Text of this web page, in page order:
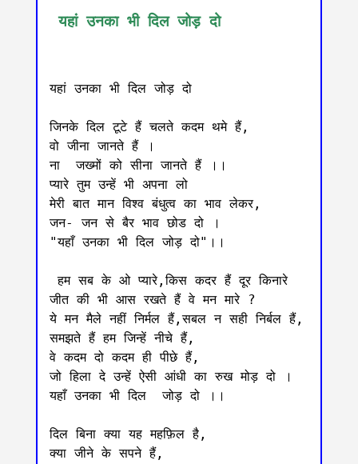
यहां उनका भी दिल जोड़ दो
यहां उनका भी दिल जोड़ दो
जिनके दिल टूटे हैं चलते कदम थमे हैं,
वो जीना जानते हैं ।
ना  जख्मों को सीना जानते हैं ।।
प्यारे तुम उन्हें भी अपना लो
मेरी बात मान विश्व बंधुत्व का भाव लेकर,
जन- जन से बैर भाव छोड दो ।
"यहाँ उनका भी दिल जोड़ दो"।।
हम सब के ओ प्यारे,किस कदर हैं दूर किनारे
जीत की भी आस रखते हैं वे मन मारे ?
ये मन मैले नहीं निर्मल हैं,सबल न सही निर्बल हैं,
समझते हैं हम जिन्हें नीचे हैं,
वे कदम दो कदम ही पीछे हैं,
जो हिला दे उन्हें ऐसी आंधी का रुख मोड़ दो ।
यहाँ उनका भी दिल  जोड़ दो ।।
दिल बिना क्या यह महफ़िल है,
क्या जीने के सपने हैं,